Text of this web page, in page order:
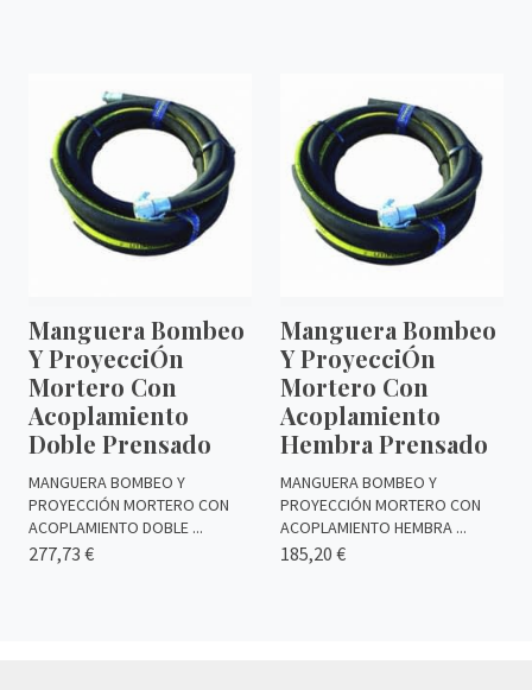
Manguera Bombeo
Y ProyecciÓn
Mortero Con
Acoplamiento
Doble Prensado
MANGUERA BOMBEO Y
PROYECCIÓN MORTERO CON
ACOPLAMIENTO DOBLE ...
277,73 €
Manguera Bombeo
Y ProyecciÓn
Mortero Con
Acoplamiento
Hembra Prensado
MANGUERA BOMBEO Y
PROYECCIÓN MORTERO CON
ACOPLAMIENTO HEMBRA ...
185,20 €